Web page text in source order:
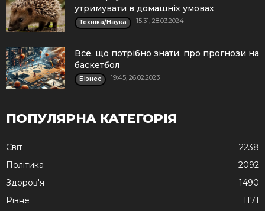
утримувати в домашніх умовах
Техніка/Наука 15:31, 28.03.2024
Все, що потрібно знати, про прогнози на
баскетбол
Бізнес 19:45, 26.02.2023
ПОПУЛЯРНА КАТЕГОРІЯ
Cвіт
2238
Політика
2092
Здоров'я
1490
Рівне
1171